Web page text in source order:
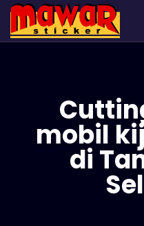
mobil
di